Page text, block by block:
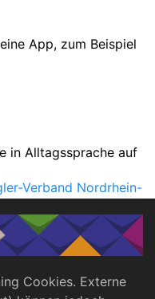
App, zum Beispiel
in Alltagssprache auf
Verband Nordrhein-
Möhnesee
Cookies. Externe